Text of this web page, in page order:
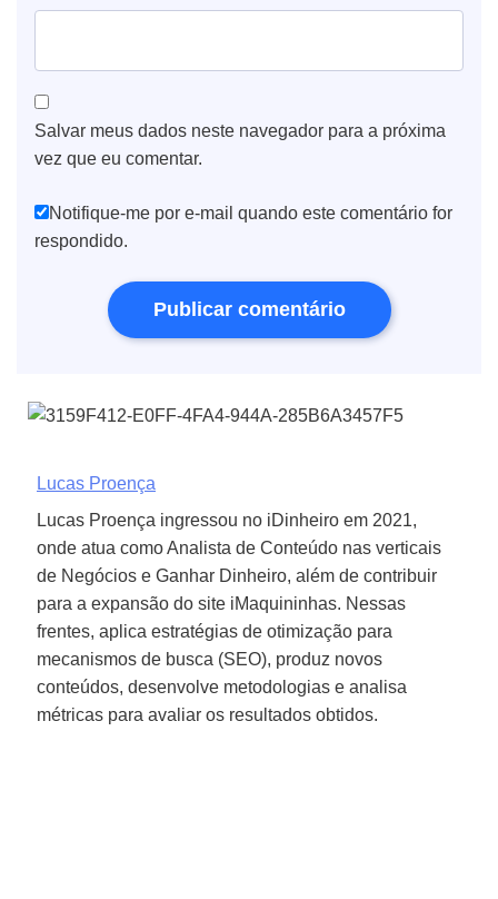
Salvar meus dados neste navegador para a próxima
vez que eu comentar.
Notifique-me por e-mail quando este comentário for
respondido.
Lucas Proença
Lucas Proença ingressou no iDinheiro em 2021,
onde atua como Analista de Conteúdo nas verticais
de Negócios e Ganhar Dinheiro, além de contribuir
para a expansão do site iMaquininhas. Nessas
frentes, aplica estratégias de otimização para
mecanismos de busca (SEO), produz novos
conteúdos, desenvolve metodologias e analisa
métricas para avaliar os resultados obtidos.